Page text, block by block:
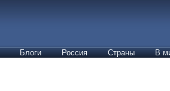
Блоги Россия Страны В